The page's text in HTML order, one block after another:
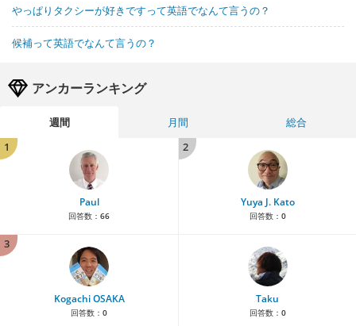
やっぱりタクシーが好きですって英語でなんて言うの？
候補って英語でなんて言うの？
アンカーランキング
週間 月間
総合
1
Paul
回答数： 66
2
Yuya J. Kato
回答数： 0
3
Kogachi OSAKA
回答数： 0
Taku
回答数： 0